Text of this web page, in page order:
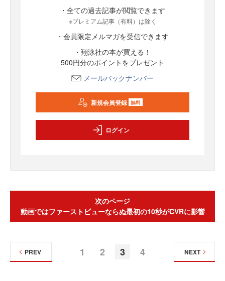
・全ての過去記事が閲覧できます
※プレミアム記事（有料）は除く
・会員限定メルマガを受信できます
・翔泳社の本が買える！
500円分のポイントをプレゼント
メールバックナンバー
新規会員登録 無料
ログイン
次のページ
動画ではファーストビューならぬ最初の10秒がCVRに影響
1 2 3 4
PREV NEXT